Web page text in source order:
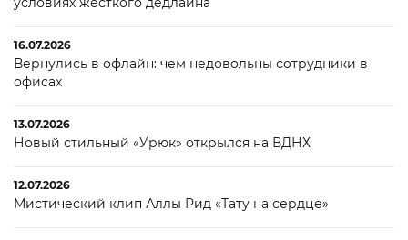
16.07.2026
Вернулись в офлайн: чем недовольны сотрудники в
офисах
13.07.2026
Новый стильный «Урюк» открылся на ВДНХ
12.07.2026
Мистический клип Аллы Рид «Тату на сердце»